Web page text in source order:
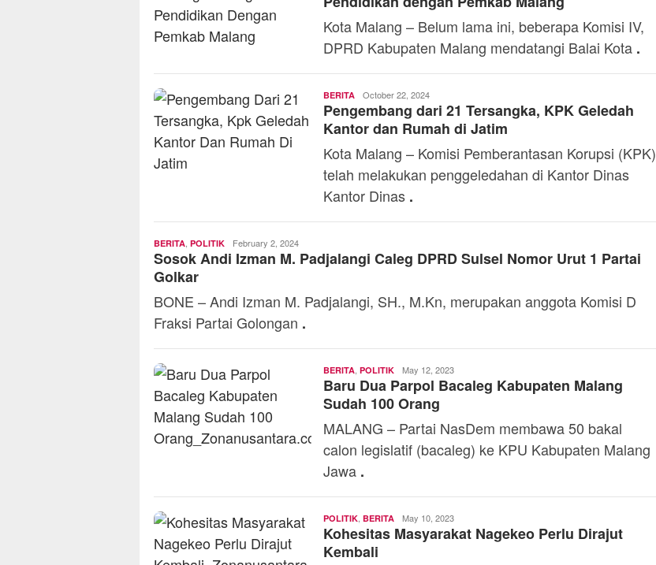
Kota Malang – Belum lama ini, beberapa Komisi IV,
DPRD Kabupaten Malang mendatangi Balai Kota .
BERITA Toski
Dermaleksana
October 22, 2024
Pengembang dari 21 Tersangka, KPK Geledah
Kantor dan Rumah di Jatim
Kota Malang – Komisi Pemberantasan Korupsi (KPK)
telah melakukan penggeledahan di Kantor Dinas
Kantor Dinas .
BERITA POLITIK Admin
February 2, 2024
Sosok Andi Izman M. Padjalangi Caleg DPRD Sulsel Nomor Urut 1 Partai
Golkar
BONE – Andi Izman M. Padjalangi, SH., M.Kn, merupakan anggota Komisi D
Fraksi Partai Golongan .
BERITA POLITIK Toski
Dermaleksana
May 12, 2023
Baru Dua Parpol Bacaleg Kabupaten Malang
Sudah 100 Orang
MALANG – Partai NasDem membawa 50 bakal
calon legislatif (bacaleg) ke KPU Kabupaten Malang
Jawa .
POLITIK BERITA Piter
Sambut
May 10, 2023
Kohesitas Masyarakat Nagekeo Perlu Dirajut
Kembali